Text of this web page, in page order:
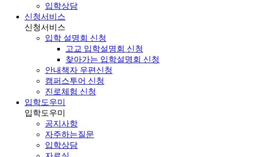
입학상담
신청서비스
신청서비스
입학 설명회 신청
고교 입학설명회 신청
찾아가는 입학설명회 신청
안내책자 우편신청
캠퍼스투어 신청
진로체험 신청
입학도우미
입학도우미
공지사항
자주하는질문
입학상담